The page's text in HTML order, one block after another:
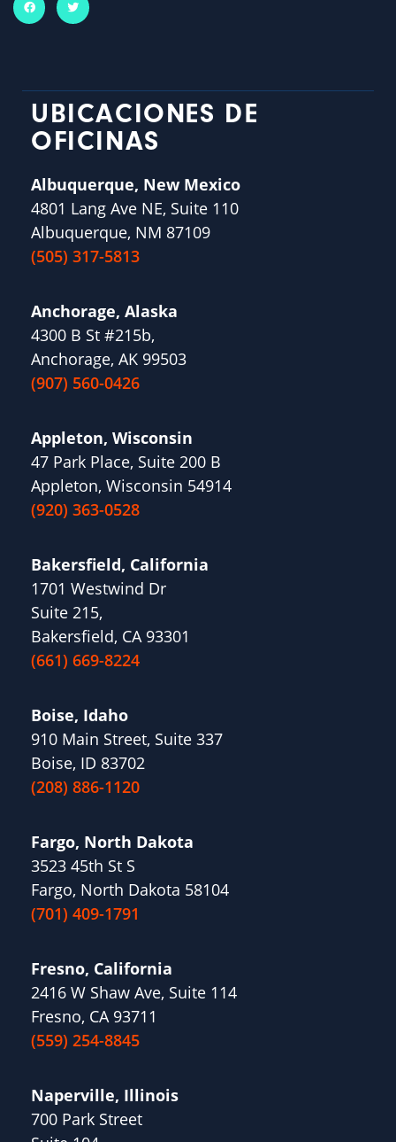
UBICACIONES DE
OFICINAS
Albuquerque, New Mexico
4801 Lang Ave NE, Suite 110
Albuquerque, NM 87109
(505) 317-5813
Anchorage, Alaska
4300 B St #215b,
Anchorage, AK 99503
(907) 560-0426
Appleton, Wisconsin
47 Park Place, Suite 200 B
Appleton, Wisconsin 54914
(920) 363-0528
Bakersfield, California
1701 Westwind Dr
Suite 215,
Bakersfield, CA 93301
(661) 669-8224
Boise, Idaho
910 Main Street, Suite 337
Boise, ID 83702
(208) 886-1120
Fargo, North Dakota
3523 45th St S
Fargo, North Dakota 58104
(701) 409-1791
Fresno, California
2416 W Shaw Ave, Suite 114
Fresno, CA 93711
(559) 254-8845
Naperville, Illinois
700 Park Street